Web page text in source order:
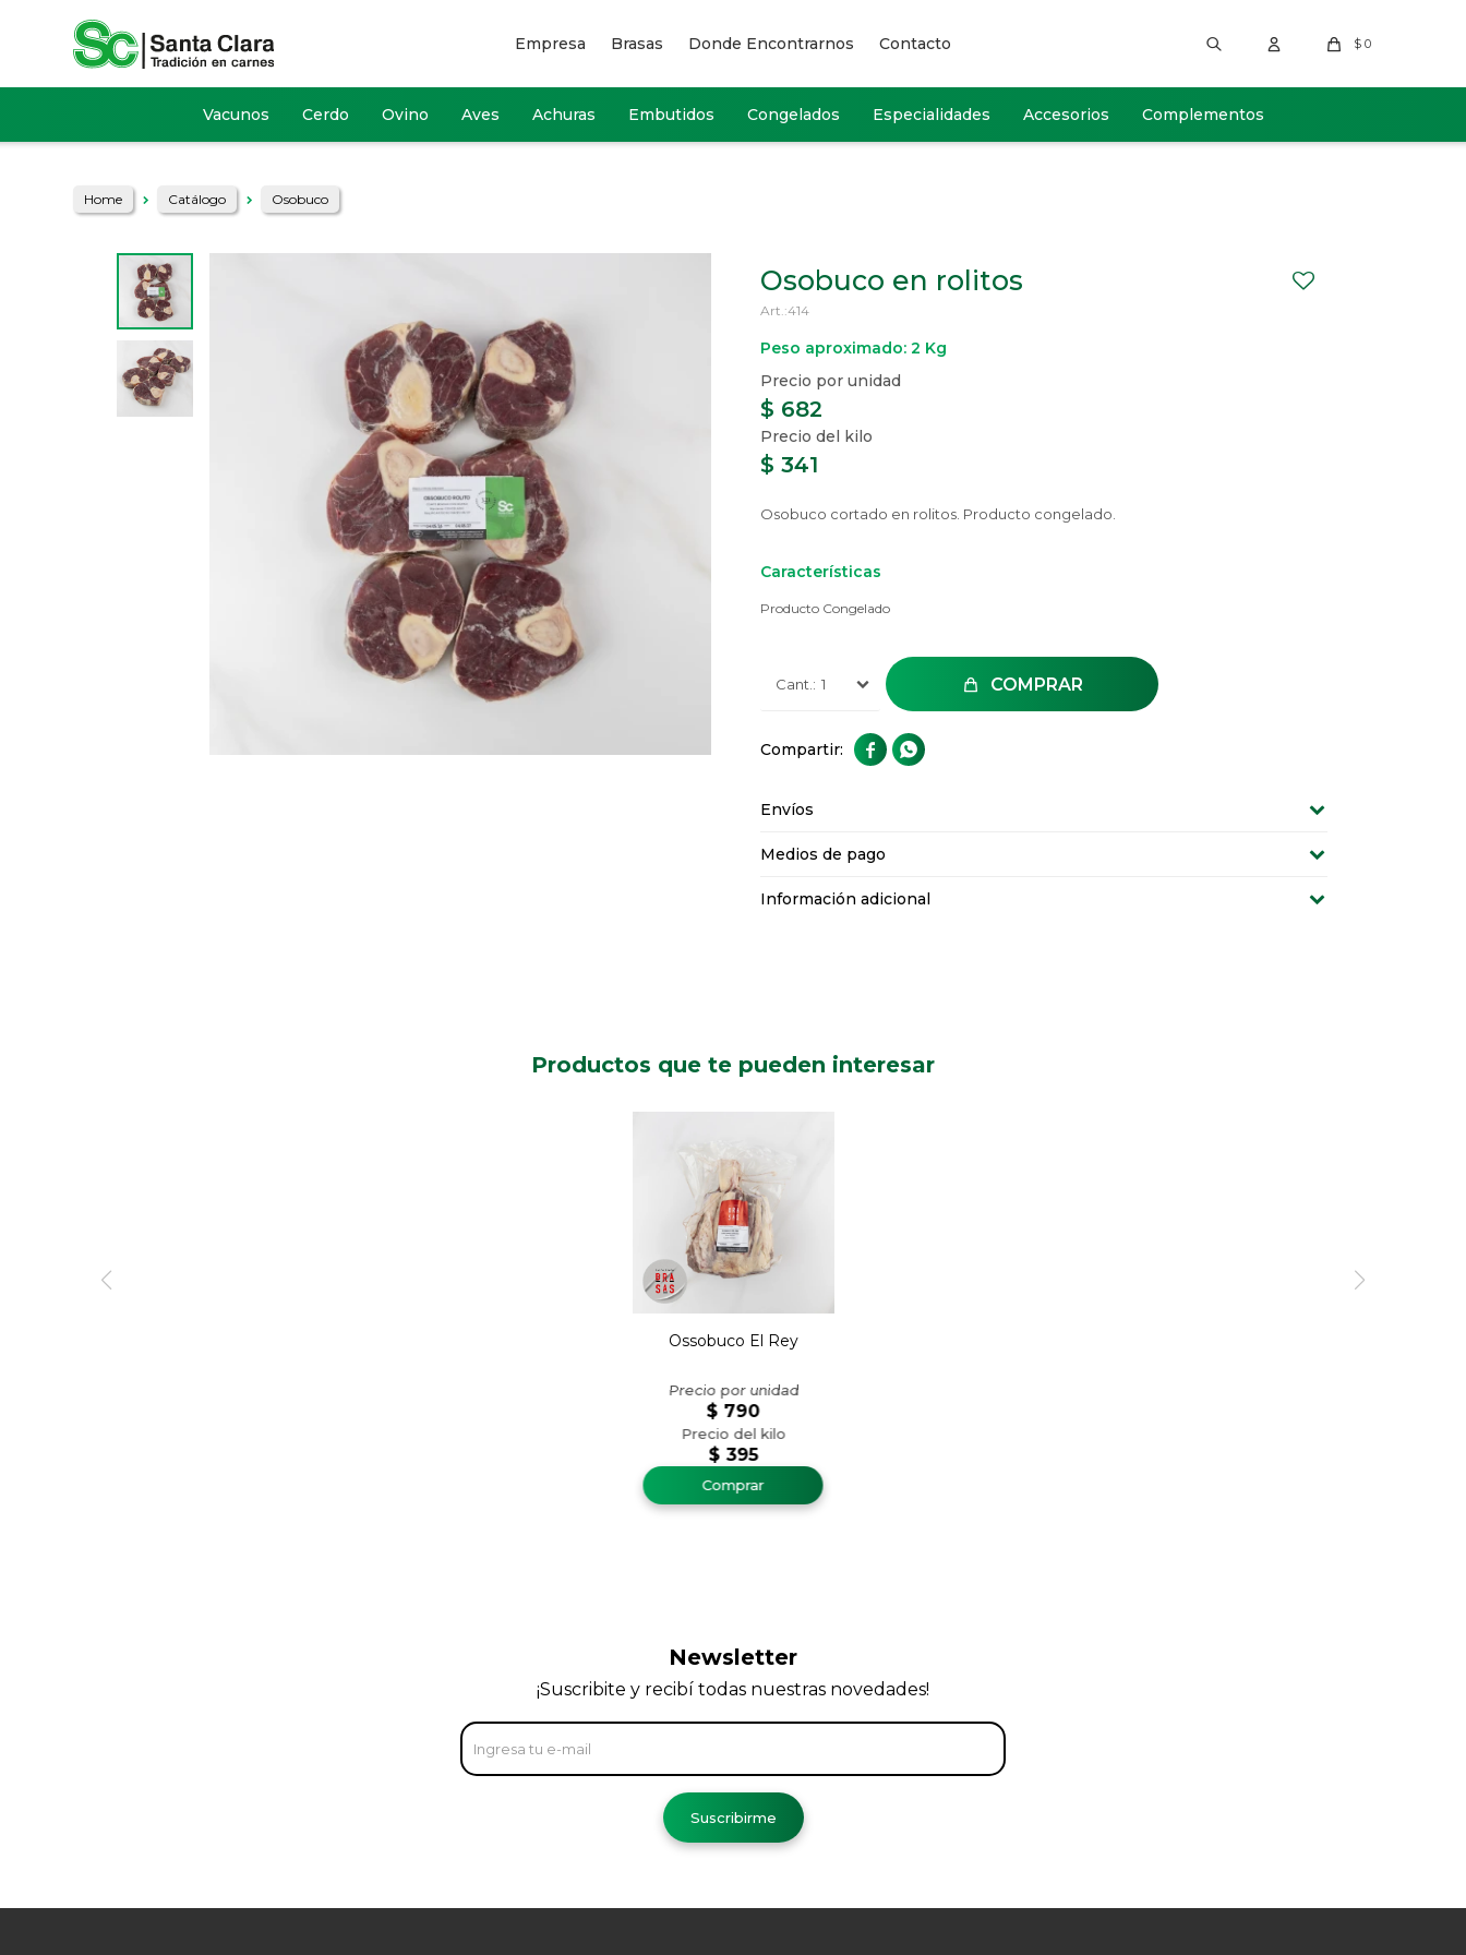
Vacunos Cerdo Ovino Aves Achuras Embutidos Congelados Especialidades Accesorios Complementos
$ 0
Empresa Brasas Donde Encontrarnos Contacto
Home Catálogo Osobuco
Osobuco en rolitos
414
Peso aproximado: 2 Kg
$ 341
$ 682
Osobuco cortado en rolitos. Producto congelado.
Características
Producto Congelado
1 COMPRAR
 
Envíos
Medios de pago
Información adicional
Productos que te pueden interesar
Ossobuco El Rey
$ 395
$ 790
Newsletter
¡Suscribite y recibí todas nuestras novedades!
Suscribirme